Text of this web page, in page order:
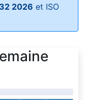
2026 et ISO